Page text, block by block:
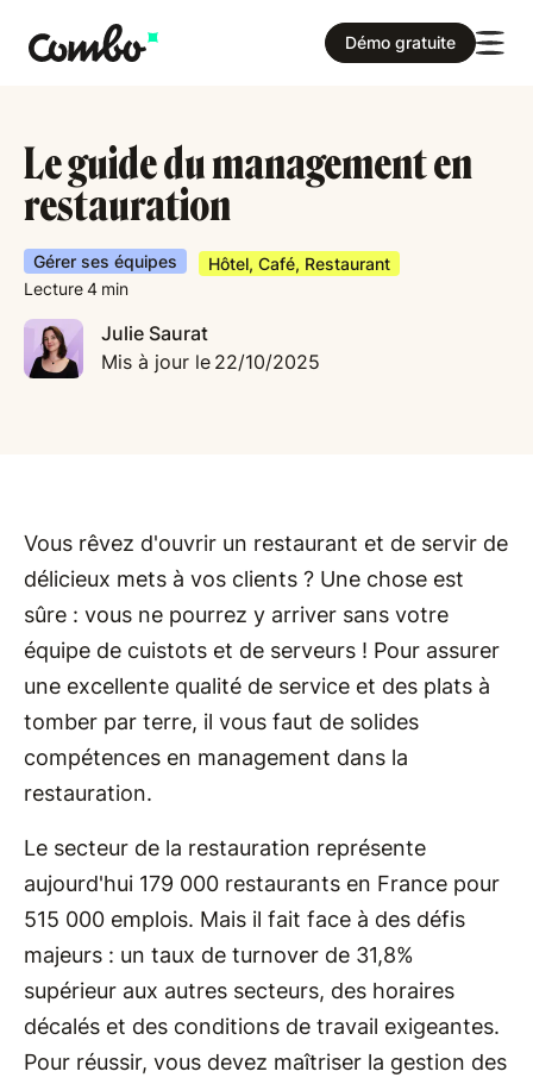
Démo gratuite
Le guide du management en
restauration
Gérer ses équipes
Hôtel, Café, Restaurant
Lecture4 min
Julie Saurat
Mis à jour le 22/10/2025
Vous rêvez d'ouvrir un restaurant et de servir de
délicieux mets à vos clients ? Une chose est
sûre : vous ne pourrez y arriver sans votre
équipe de cuistots et de serveurs ! Pour assurer
une excellente qualité de service et des plats à
tomber par terre, il vous faut de solides
compétences en management dans la
restauration.
Le secteur de la restauration représente
aujourd'hui 179 000 restaurants en France pour
515 000 emplois. Mais il fait face à des défis
majeurs : un taux de turnover de 31,8%
supérieur aux autres secteurs, des horaires
décalés et des conditions de travail exigeantes.
Pour réussir, vous devez maîtriser la gestion des